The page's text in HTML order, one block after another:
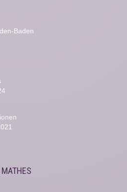
Baden